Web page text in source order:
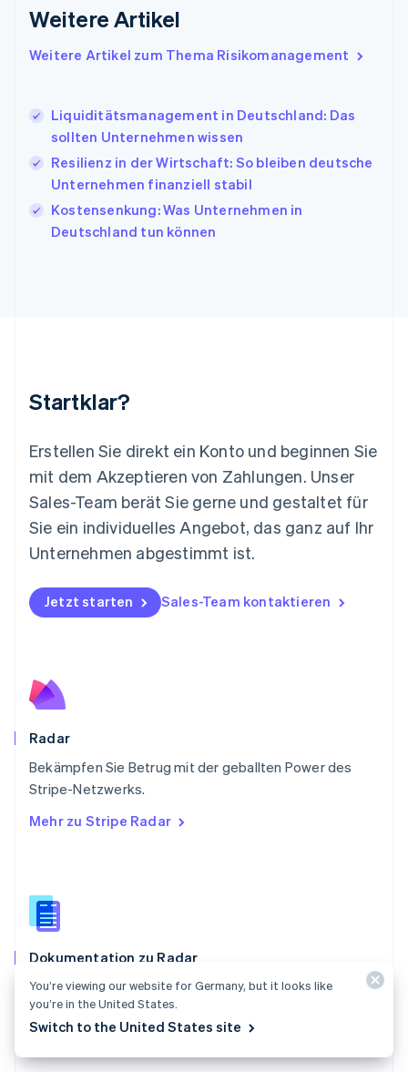
Weitere Artikel
Weitere Artikel zum Thema Risikomanagement
Liquiditätsmanagement in Deutschland: Das
sollten Unternehmen wissen
Resilienz in der Wirtschaft: So bleiben deutsche
Unternehmen finanziell stabil
Kostensenkung: Was Unternehmen in
Deutschland tun können
Startklar?
Erstellen Sie direkt ein Konto und beginnen Sie
mit dem Akzeptieren von Zahlungen. Unser
Sales-Team berät Sie gerne und gestaltet für
Sie ein individuelles Angebot, das ganz auf Ihr
Unternehmen abgestimmt ist.
Jetzt starten Sales-Team kontaktieren
Radar
Bekämpfen Sie Betrug mit der geballten Power des
Stripe-Netzwerks.
Mehr zu Stripe Radar
Dokumentation zu Radar
Verwenden Sie Stripe Radar, um Ihr Unternehmen vor
Betrug zu schützen.
Italien
Italiano English
Japan
日本語 English
Kroatien
EnglishItaliano
Lettland
Liechtenstein
DeutschEnglish
Litauen
Español English
Niederlande
NederlandsEnglish
English
Österreich
Deutsch
Polen
Portugal
PortuguêsEnglish
Svenska
Schweiz
Singapur
English简体中文
Slowakei
Slowenien
English
Spanien
Thailand
Tschechische Republik
English
Ungarn
Vereinigte Arabische Emirate
You’re viewing our website for Germany, but it looks like
you’re in the United States.
Switch to the United States site